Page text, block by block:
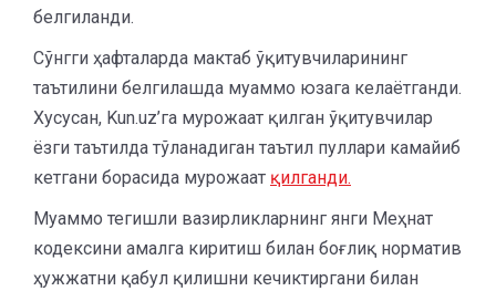
белгиланди.
Сўнгги ҳафталарда мактаб ўқитувчиларининг
таътилини белгилашда муаммо юзага келаётганди.
Хусусан, Kun.uz’га мурожаат қилган ўқитувчилар
ёзги таътилда тўланадиган таътил пуллари камайиб
кетгани борасида мурожаат қилганди.
Муаммо тегишли вазирликларнинг янги Меҳнат
кодексини амалга киритиш билан боғлиқ норматив
ҳужжатни қабул қилишни кечиктиргани билан